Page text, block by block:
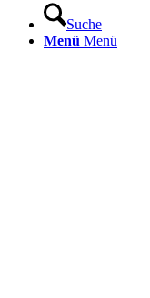
Suche
Menü Menü